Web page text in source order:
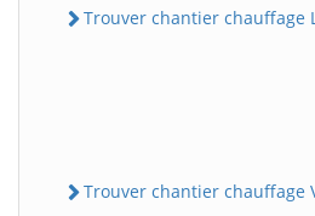
Trouver chantier chauffage
Trouver chantier chauffage